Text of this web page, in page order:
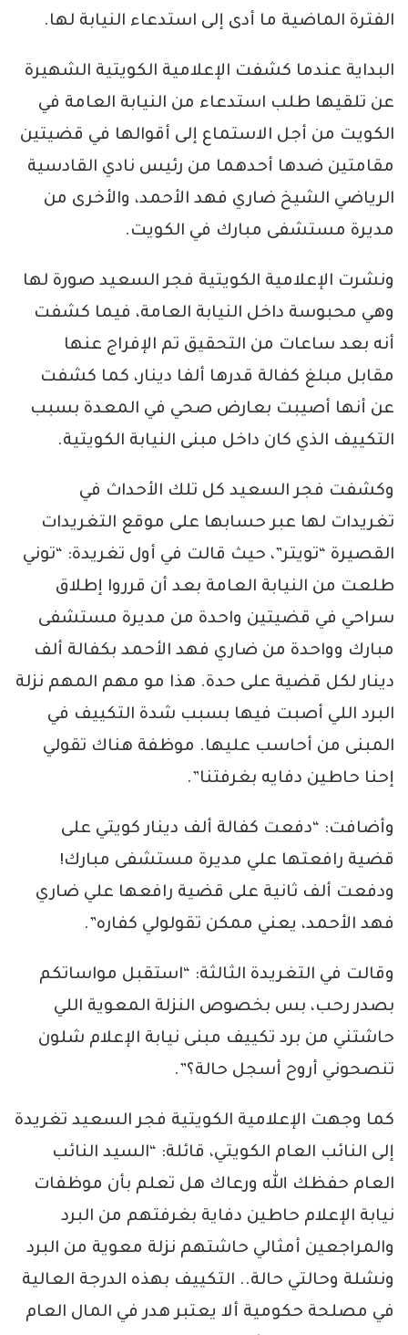
الفترة الماضية ما أدى إلى استدعاء النيابة لها.
البداية عندما كشفت الإعلامية الكويتية الشهيرة
عن تلقيها طلب استدعاء من النيابة العامة في
الكويت من أجل الاستماع إلى أقوالها في قضيتين
مقامتين ضدها أحدهما من رئيس نادي القادسية
الرياضي الشيخ ضاري فهد الأحمد، والأخرى من
مديرة مستشفى مبارك في الكويت.
ونشرت الإعلامية الكويتية فجر السعيد صورة لها
وهي محبوسة داخل النيابة العامة، فيما كشفت
أنه بعد ساعات من التحقيق تم الإفراج عنها
مقابل مبلغ كفالة قدرها ألفا دينار، كما كشفت
عن أنها أصيبت بعارض صحي في المعدة بسبب
التكييف الذي كان داخل مبنى النيابة الكويتية.
وكشفت فجر السعيد كل تلك الأحداث في
تغريدات لها عبر حسابها على موقع التغريدات
القصيرة “تويتر”، حيث قالت في أول تغريدة: “توني
طلعت من النيابة العامة بعد أن قرروا إطلاق
سراحي في قضيتين واحدة من مديرة مستشفى
مبارك وواحدة من ضاري فهد الأحمد بكفالة ألف
دينار لكل قضية على حدة. هذا مو مهم المهم نزلة
البرد اللي أصبت فيها بسبب شدة التكييف في
المبنى من أحاسب عليها. موظفة هناك تقولي
إحنا حاطين دفايه بغرفتنا”.
وأضافت: “دفعت كفالة ألف دينار كويتي على
قضية رافعتها علي مديرة مستشفى مبارك!
ودفعت ألف ثانية على قضية رافعها علي ضاري
فهد الأحمد، يعني ممكن تقولولي كفاره”.
وقالت في التغريدة الثالثة: “استقبل مواساتكم
بصدر رحب، بس بخصوص النزلة المعوية اللي
حاشتني من برد تكييف مبنى نيابة الإعلام شلون
تنصحوني أروح أسجل حالة؟”.
كما وجهت الإعلامية الكويتية فجر السعيد تغريدة
إلى النائب العام الكويتي، قائلة: “السيد النائب
العام حفظك الله ورعاك هل تعلم بأن موظفات
نيابة الإعلام حاطين دفاية بغرفتهم من البرد
والمراجعين أمثالي حاشتهم نزلة معوية من البرد
ونشلة وحالتي حالة.. التكييف بهذه الدرجة العالية
في مصلحة حكومية ألا يعتبر هدر في المال العام